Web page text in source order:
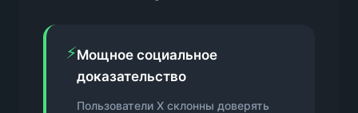
⚡Мощное социальное
доказательство
Пользователи X склонны доверять